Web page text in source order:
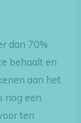
dan 70%
behaalt en
aan het
nog een
ten